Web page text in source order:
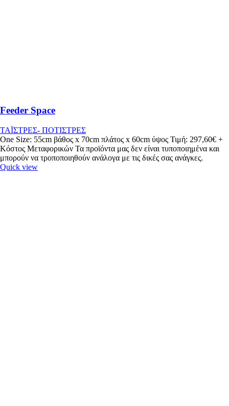
Feeder Space
ΤΑΪΣΤΡΕΣ- ΠΟΤΙΣΤΡΕΣ
One Size: 55cm βάθος x 70cm πλάτος x 60cm ύψος Τιμή: 297,60€ +
Κόστος Μεταφορικών Τα προϊόντα μας δεν είναι τυποποιημένα και
μπορούν να τροποποιηθούν ανάλογα με τις δικές σας ανάγκες.
Quick view